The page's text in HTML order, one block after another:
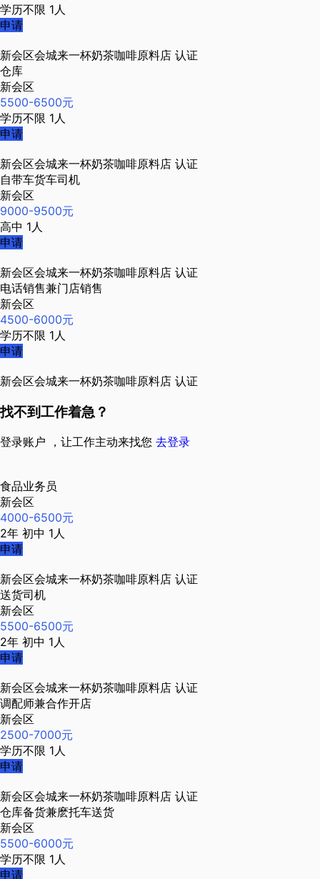
学历不限 1人
申请
新会区会城来一杯奶茶咖啡原料店 认证
仓库
新会区
5500-6500元
学历不限 1人
申请
新会区会城来一杯奶茶咖啡原料店 认证
自带车货车司机
新会区
9000-9500元
高中 1人
申请
新会区会城来一杯奶茶咖啡原料店 认证
电话销售兼门店销售
新会区
4500-6000元
学历不限 1人
申请
新会区会城来一杯奶茶咖啡原料店 认证
找不到工作着急？
登录账户 ，让工作主动来找您 去登录
食品业务员
新会区
4000-6500元
2年 初中 1人
申请
新会区会城来一杯奶茶咖啡原料店 认证
送货司机
新会区
5500-6500元
2年 初中 1人
申请
新会区会城来一杯奶茶咖啡原料店 认证
调配师兼合作开店
新会区
2500-7000元
学历不限 1人
申请
新会区会城来一杯奶茶咖啡原料店 认证
仓库备货兼麽托车送货
新会区
5500-6000元
学历不限 1人
申请